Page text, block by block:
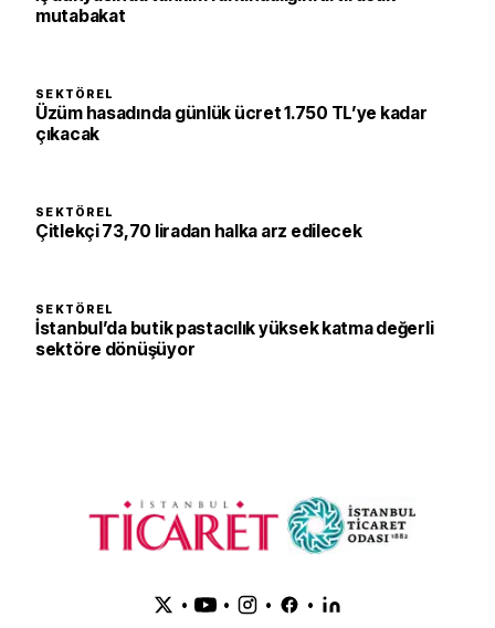
mutabakat
SEKTÖREL
Üzüm hasadında günlük ücret 1.750 TL’ye kadar
çıkacak
SEKTÖREL
Çitlekçi 73,70 liradan halka arz edilecek
SEKTÖREL
İstanbul’da butik pastacılık yüksek katma değerli
sektöre dönüşüyor
• • • •